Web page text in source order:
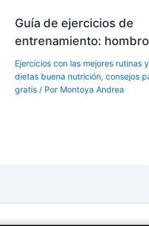
Guía de ejercicios de
entrenamiento: hombro
Ejercicios con las mejores rutinas
dietas buena nutrición, consejos
gratis/ Por Montoya Andrea